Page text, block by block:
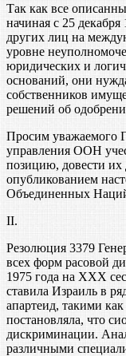
Так как все
начиная с 25
других лиц на
уровне
юридических и
оснований, они
собственников
решений об
Просим уважаемого
управления ООН
позицию, довести их
опубликованием
Объединенных
II.
Резолюция 3379
всех форм расовой
1975 года на XXX
ставила Израиль в
апартеид, такими
постановляла, что
дискриминации.
различными